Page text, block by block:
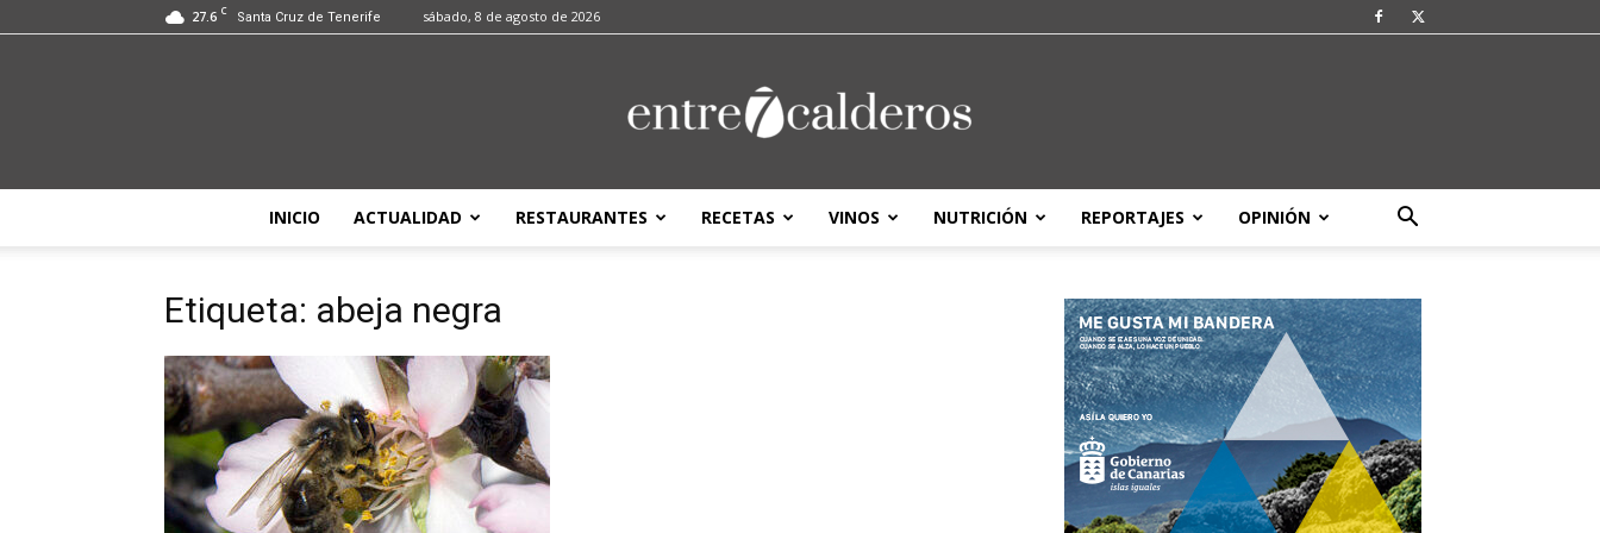
27.6 C Santa Cruz de Tenerife sábado, 8 de agosto de 2026
entre7calderos
INICIO ACTUALIDAD RESTAURANTES RECETAS VINOS NUTRICIÓN REPORTAJES OPINIÓN
Etiqueta: abeja negra